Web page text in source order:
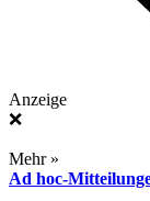
Anzeige
❌
Mehr »
Ad hoc-